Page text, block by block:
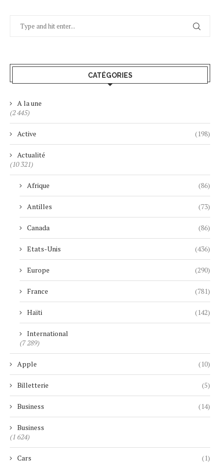
CATÉGORIES
A la une
(2 445)
Active (198)
Actualité
(10 321)
Afrique (86)
Antilles (73)
Canada (86)
Etats-Unis (436)
Europe (290)
France (781)
Haïti (142)
International
(7 289)
Apple (10)
Billetterie (5)
Business (14)
Business
(1 624)
Cars (1)